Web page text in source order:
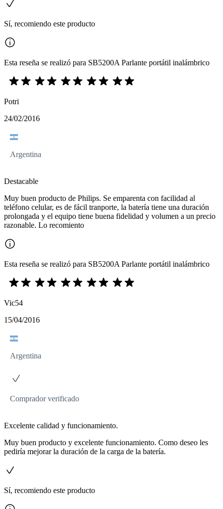
Sí, recomiendo este producto
Esta reseña se realizó para SB5200A Parlante portátil inalámbrico
Potri
24/02/2016
Argentina
Destacable
Muy buen producto de Philips. Se emparenta con facilidad al
teléfono celular, es de fácil tranporte, la batería tiene una duración
prolongada y el equipo tiene buena fidelidad y volumen a un precio
razonable. Lo recomiento
Esta reseña se realizó para SB5200A Parlante portátil inalámbrico
Vic54
15/04/2016
Argentina
Comprador verificado
Excelente calidad y funcionamiento.
Muy buen producto y excelente funcionamiento. Como deseo les
pediría mejorar la duración de la carga de la batería.
Sí, recomiendo este producto